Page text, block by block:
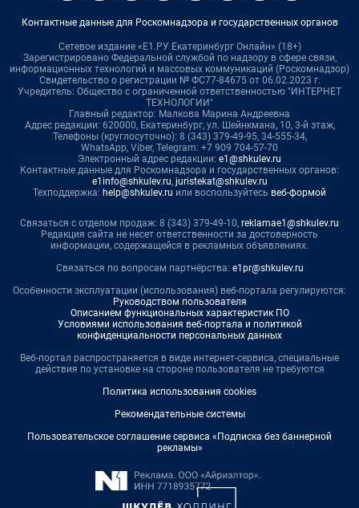
Контактные данные для Роскомнадзора и государственных органов
Сетевое издание «Е1.РУ Екатеринбург Онлайн» (18+)
Зарегистрировано Федеральной службой по надзору в сфере связи,
информационных технологий и массовых коммуникаций (Роскомнадзор)
Свидетельство о регистрации № ФС77-84675 от 06.02.2023 г.
Учредитель: Общество с ограниченной ответственностью "ИНТЕРНЕТ
ТЕХНОЛОГИИ"
Главный редактор: Малкова Марина Андреевна
Адрес редакции: 620000, Екатеринбург, ул. Шейнкмана, 10, 3-й этаж,
Телефоны (круглосуточно): 8 (343) 379-49-95, 34-555-34,
WhatsApp, Viber, Telegram: +7 909 704-57-70
Электронный адрес редакции: e1@shkulev.ru
Контактные данные для Роскомнадзора и государственных органов:
e1info@shkulev.ru, juristekat@shkulev.ru
Техподдержка: help@shkulev.ru или воспользуйтесь веб-формой
Связаться с отделом продаж: 8 (343) 379-49-10, reklamae1@shkulev.ru
Редакция сайта не несет ответственности за достоверность
информации, содержащейся в рекламных объявлениях.
Связаться по вопросам партнёрства: e1pr@shkulev.ru
Особенности эксплуатации (использования) веб-портала регулируются:
Руководством пользователя
Описанием функциональных характеристик ПО
Условиями использования веб-портала и политикой
конфиденциальности персональных данных
Веб-портал распространяется в виде интернет-сервиса, специальные
действия по установке на стороне пользователя не требуются
Политика использования cookies
Рекомендательные системы
Пользовательское соглашение сервиса «Подписка без баннерной
рекламы»